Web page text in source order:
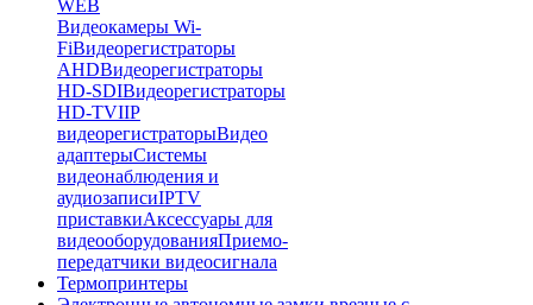
WEB
Видеокамеры Wi-
FiВидеорегистраторы
AHDВидеорегистраторы
HD-SDIВидеорегистраторы
HD-TVIIP
видеорегистраторыВидео
адаптерыСистемы
видеонаблюдения и
аудиозаписиIPTV
приставкиАксессуары для
видеооборудованияПриемо-
передатчики видеосигнала
Термопринтеры